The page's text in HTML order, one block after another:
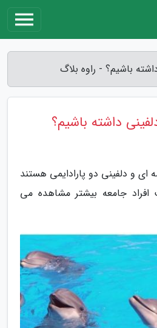
باشیم؟ - راوه بلاگ
داشته باشیم؟
ای و دلفینی دو پارادایمی هستند
افراد جامعه بیشتر مشاهده می